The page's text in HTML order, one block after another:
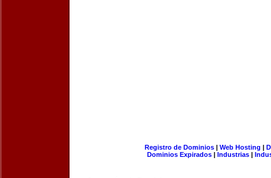
Registro de Dominios| Web Hosting |
Dominios Expirados | Industrias |